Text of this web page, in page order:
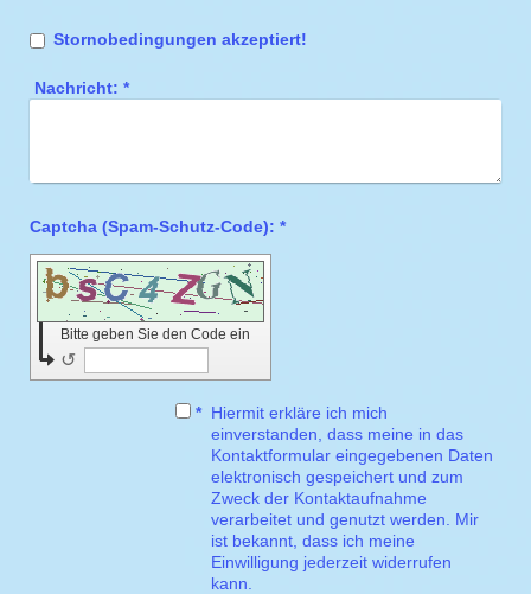
Stornobedingungen akzeptiert!
Nachricht: *
Captcha (Spam-Schutz-Code): *
Bitte geben Sie den Code ein
↺
* Hiermit erkläre ich mich
einverstanden, dass meine in das
Kontaktformular eingegebenen Daten
elektronisch gespeichert und zum
Zweck der Kontaktaufnahme
verarbeitet und genutzt werden. Mir
ist bekannt, dass ich meine
Einwilligung jederzeit widerrufen
kann.